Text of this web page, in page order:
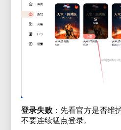
登录失败：先看官方是否维
不要连续猛点登录。